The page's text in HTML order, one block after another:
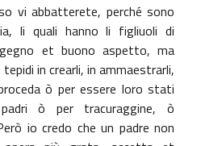
vi abbatterete, perché sono
li quali hanno li figliuoli di
et buono aspetto, ma
in crearli, in ammaestrarli,
ò per essere loro stati
ò per tracuraggine, ò
io credo che un padre non